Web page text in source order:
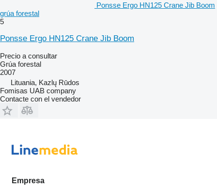
Ponsse Ergo HN125 Crane Jib Boom
grúa forestal
5
Ponsse Ergo HN125 Crane Jib Boom
Precio a consultar
Grúa forestal
2007
Lituania, Kazlų Rūdos
Fomisas UAB company
Contacte con el vendedor
Empresa